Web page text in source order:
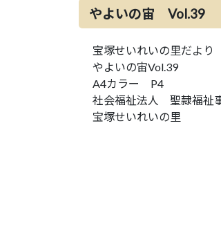
やよいの宙 Vol.39
宝塚せいれいの里だより
やよいの宙Vol.39
A4カラー P4
社会福祉法人 聖隷福祉
宝塚せいれいの里